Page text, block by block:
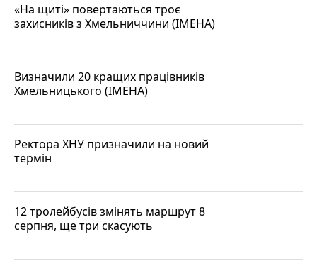
«На щиті» повертаються троє
захисників з Хмельниччини (ІМЕНА)
Визначили 20 кращих працівників
Хмельницького (ІМЕНА)
Ректора ХНУ призначили на новий
термін
12 тролейбусів змінять маршрут 8
серпня, ще три скасують